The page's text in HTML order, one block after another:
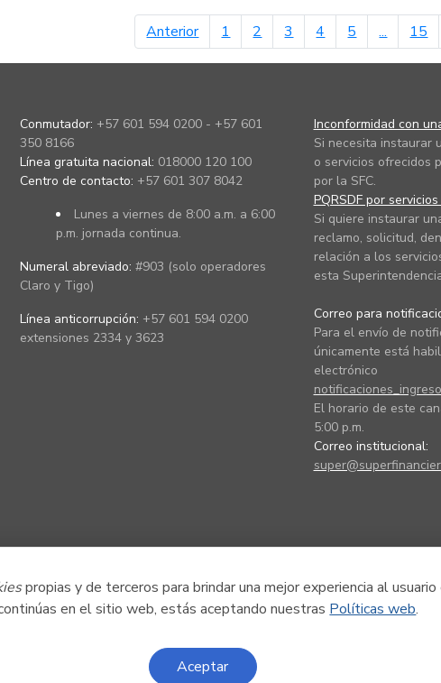
propias y de terceros para brindar una mejor experiencia al usuario
en el sitio web, estás aceptando nuestras Políticas web.
Aceptar
Anteriorpágina anterior
1 2 3 4 5 ... 15
Conmutador: +57 601 594 0200 - +57 601
350 8166
Línea gratuita nacional: 018000 120 100
Centro de contacto: +57 601 307 8042
Lunes a viernes de 8:00 a.m. a 6:00
p.m. jornada continua.
Numeral abreviado: #903 (solo operadores
Claro y Tigo)
Línea anticorrupción: +57 601 594 0200
extensiones 2334 y 3623
Inconformidad con
Si necesita instaurar
o servicios ofrecidos
por la SFC.
PQRSDF por
Si quiere instaurar
reclamo, solicitud,
relación a los
esta
Correo para
Para el envío de
únicamente está
electrónico
El horario de este
5:00 p.m.
Correo institucional: